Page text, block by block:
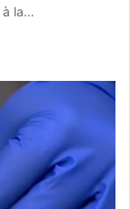
à la…